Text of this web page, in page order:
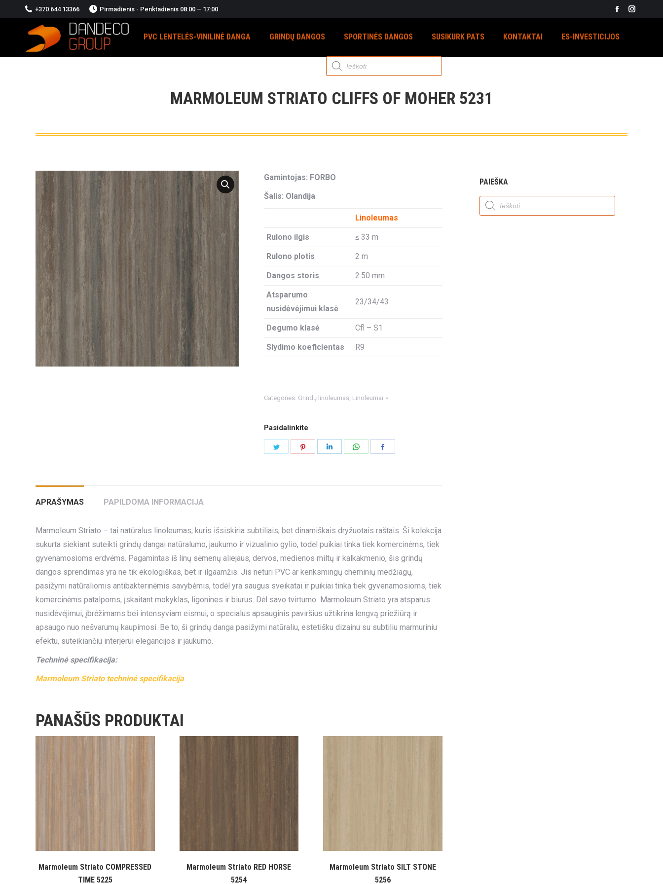
+370 644 13366 Pirmadienis - Penktadienis 08:00 – 17:00
Facebook
opens
PVC LENTELĖS-VINILINĖ DANGA GRINDŲ DANGOS SPORTINĖS DANGOS SUSIKURK PATS KONTAKTAI ES-INVESTICIJOS
Products
search
MARMOLEUM STRIATO CLIFFS OF MOHER 5231
Gamintojas: FORBO
Šalis: Olandija
Linoleumas
Rulono ilgis ≤ 33 m
Rulono plotis 2 m
Dangos storis 2.50 mm
Atsparumo
nusidėvėjimui klasė
23/34/43
Degumo klasė Cfl – S1
Slydimo koeficientas R9
Categories: Grindų linoleumas, Linoleumai
Pasidalinkite
Share
Share
APRAŠYMAS PAPILDOMA INFORMACIJA
Marmoleum Striato – tai natūralus linoleumas, kuris išsiskiria subtiliais, bet dinamiškais dryžuotais raštais. Ši kolekcija
sukurta siekiant suteikti grindų dangai natūralumo, jaukumo ir vizualinio gylio, todėl puikiai tinka tiek komercinėms, tiek
gyvenamosioms erdvėms. Pagamintas iš linų sėmenų aliejaus, dervos, medienos miltų ir kalkakmenio, šis grindų
dangos sprendimas yra ne tik ekologiškas, bet ir ilgaamžis. Jis neturi PVC ar kenksmingų cheminių medžiagų,
pasižymi natūraliomis antibakterinėmis savybėmis, todėl yra saugus sveikatai ir puikiai tinka tiek gyvenamosioms, tiek
komercinėms patalpoms, įskaitant mokyklas, ligonines ir biurus. Dėl savo tvirtumo Marmoleum Striato yra atsparus
nusidėvėjimui, įbrėžimams bei intensyviam eismui, o specialus apsauginis paviršius užtikrina lengvą priežiūrą ir
apsaugo nuo nešvarumų kaupimosi. Be to, ši grindų danga pasižymi natūraliu, estetišku dizainu su subtiliu marmuriniu
efektu, suteikiančiu interjerui elegancijos ir jaukumo.
Techninė specifikacija:
Marmoleum Striato techninė specifikacija
PANAŠŪS PRODUKTAI
Marmoleum Striato COMPRESSED
TIME 5225
Marmoleum Striato RED HORSE
5254
Marmoleum Striato SILT STONE
5256
PAIEŠKA
Products
search